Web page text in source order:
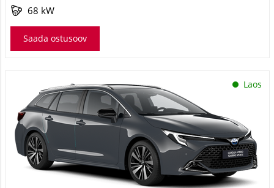
68 kW
Saada ostusoov
Laos